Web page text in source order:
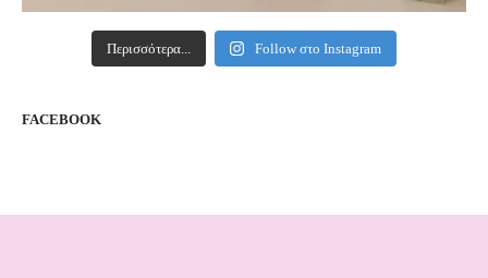
Περισσότερα... Follow στο Instagram
FACEBOOK